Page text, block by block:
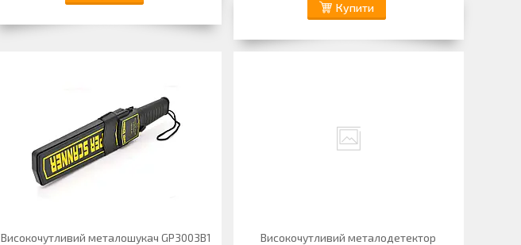
Купити
Високочутливий металошукач GP3003B1
Високочутливий металодетектор